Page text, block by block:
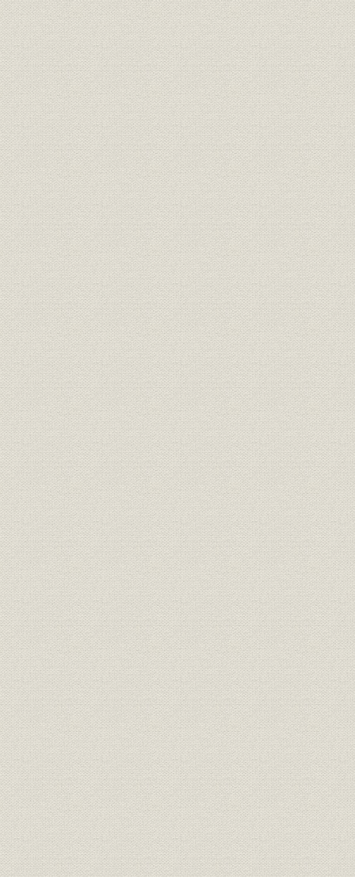
設備
黒田清輝画「朝粧」(1893年、
油彩)
経営者 住友家の家族と親戚 昭和38年
社会貢献;設備 大阪図書館寄付願 [明治33年
製品;社会貢献 大阪図書館新築工事現場 明治36年
社会貢献;設備 大阪図書館新築工事仕様書 明治33年
製品;社会貢献 大阪図書館竣工直後 [明治37年
製品;社会貢献 大阪府立図書館増築完成時 大正11年
設備;社会貢献
大阪府立図書館増築完成時 1階
平面図
大正11年
事業所
住友総本店および住友銀行建築
用地 北浜5丁目22番地、魚ノ棚
筋南から北を望む
[大正10年
事業所;催し
住友ビルディング第1期工事定
礎式
大正13年
事業所
住友合資会社工作部製図室の風
景
昭和3年
技術;建築 光安梶之助
技術;建築 津山達夫
技術;建築 小寺弥一
技術;建築 布袋国雄
製品;施設
大阪筑港第1号繋船桟橋・橋床
鉄筋組み立て作業
[大正5年
製品;施設
北港修築および埋立工事・函塊
曳航、同・函塊据付
[大正8年
製品;施設 東京住友ビルディング [昭和8年
技術;従業員 小川安一郎
技術;建築 平尾善治